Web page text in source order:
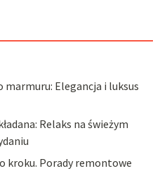
Elegancja i luksus
Relaks na świeżym
kroku. Porady remontowe